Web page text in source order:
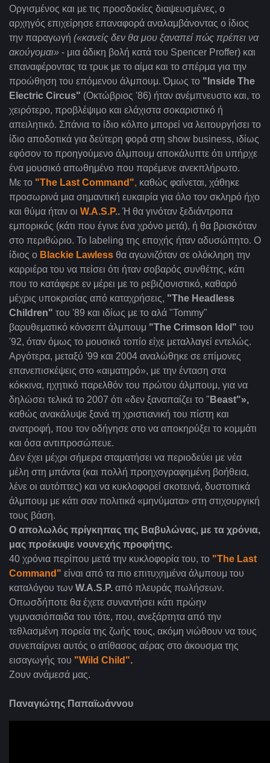
Οργισμένος και με τις προσδοκίες διαψευσμένες, ο
αρχηγός επιχείρησε επαναφορά αναλαμβάνοντας ο ίδιος
την παραγωγή («κανείς δεν θα μου ξαναπεί πώς πρέπει να
ακούγομαι» - μια άδικη βολή κατά του Spencer Proffer) και
επαναφέροντας τα τρυκ με το αίμα και το σπέρμα για την
προώθηση του επόμενου άλμπουμ. Όμως το " Inside The
Electric Circus" (Οκτώβριος '86) ήταν ανέμπνευστο και, το
χειρότερο, προβλέψιμο και ελάχιστα σοκαριστικό ή
απειλητικό. Σπάνια το ίδιο κόλπο μπορεί να λειτουργήσει το
ίδιο αποδοτικά για δεύτερη φορά στη show business, ιδίως
εφόσον το προηγούμενο άλμπουμ αποκάλυπτε ότι υπήρχε
ένα μουσικό απωθημένο που παρέμενε ανεκπλήρωτο.
Με το "The Last Command ", καθώς φαίνεται, χάθηκε
προσωρινά μια σημαντική ευκαιρία για όλο τον σκληρό ήχο
και θύμα ήταν οι W.A.S.P.. Ή θα γινόταν ξεδιάντροπα
εμπορικός (κάτι που έγινε ένα χρόνο μετά), ή θα βρισκόταν
στο περιθώριο. Το labeling της εποχής ήταν αδυσώπητο. Ο
ίδιος ο Blackie Lawless θα αγωνιζόταν σε ολόκληρη την
καρριέρα του να πείσει ότι ήταν σοβαρός συνθέτης, κάτι
που το κατάφερε εν μέρει με το ρεβιζιονιστικό, καθαρό
μέχρις υποκρισίας από καταχρήσεις, "The Headless
Children" του '89 και ιδίως με το αλά "Tommy"
βαρυθεματικό κόνσεπτ άλμπουμ "The Crimson Idol " του
'92, όταν όμως το μουσικό τοπίο είχε μεταλλαγεί εντελώς.
Αργότερα, μεταξύ '99 και 2004 αναλώθηκε σε επίμονες
επανεπισκέψεις στο «αιματηρό», με την ένταση στα
κόκκινα, ηχητικό παρελθόν του πρώτου άλμπουμ, για να
δηλώσει τελικά το 2007 ότι «δεν ξαναπαίζει το " Beast"»,
καθώς ανακάλυψε ξανά τη χριστιανική του πίστη και
ανατροφή, που τον οδήγησε στο να αποκηρύξει το κομμάτι
και όσα αντιπροσώπευε.
Δεν έχει μέχρι σήμερα σταματήσει να περιοδεύει με νέα
μέλη στη μπάντα (και πολλή προηχογραφημένη βοήθεια,
λένε οι αυτόπτες) και να κυκλοφορεί σκοτεινά, δυστοπικά
άλμπουμ με κάτι σαν πολιτικά «μηνύματα» στη στιχουργική
τους βάση.
Ο απολωλός πρίγκηπας της Βαβυλώνας, με τα χρόνια,
μας προέκυψε νουνεχής προφήτης.
40 χρόνια περίπου μετά την κυκλοφορία του, το "The Last
Command" είναι από τα πιο επιτυχημένα άλμπουμ του
καταλόγου των W.A.S.P. από πλευράς πωλήσεων.
Οπωσδήποτε θα έχετε συναντήσει κάτι πρώην
γυμνασιόπαιδα του τότε, που, ανεξάρτητα από την
τεθλασμένη πορεία της ζωής τους, ακόμη νιώθουν να τους
συνεπαίρνει αυτός ο ατίθασος αέρας στο άκουσμα της
εισαγωγής του "Wild Child".
Ζουν ανάμεσά μας.
Παναγιώτης Παπαϊωάννου